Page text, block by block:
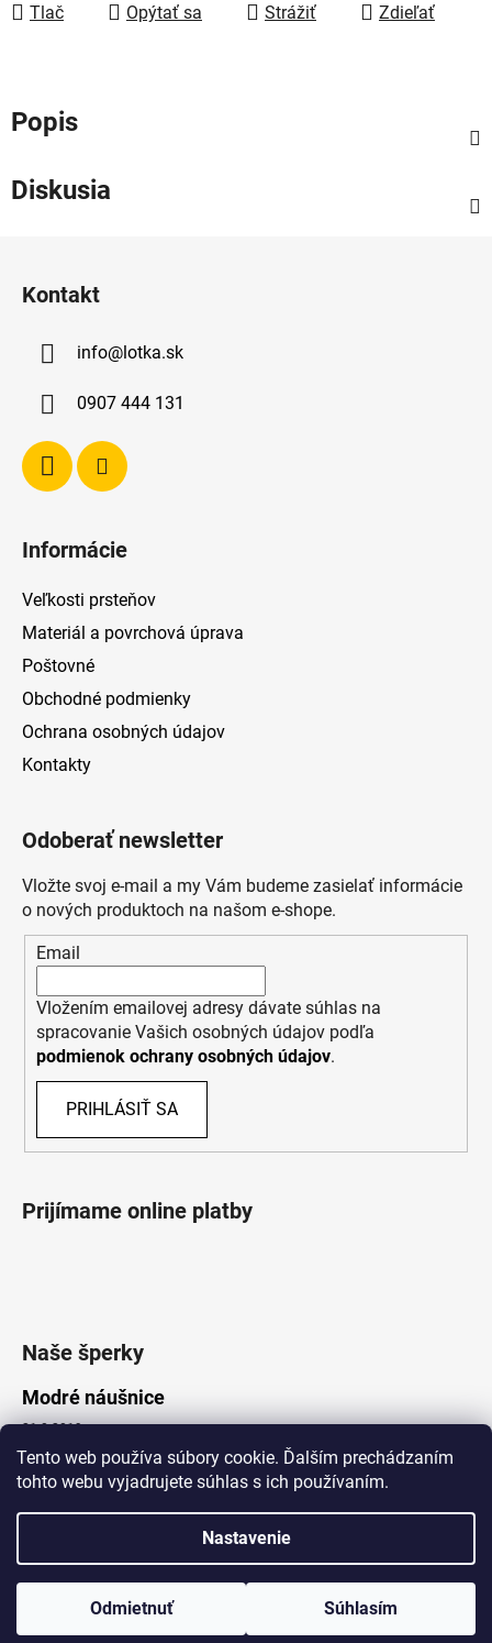
Tento web používa súbory cookie. Ďalším prechádzaním
tohto webu vyjadrujete súhlas s ich používaním.
Nastavenie
Odmietnuť Súhlasím
www.Lotka.sk - najkrajšie šperky za dobré ceny. Pri nákupe nad 50€
poštovné zdarma. Nakupujte s dôverou - naša spoločnosť je s
Tlač Opýtať sa Strážiť Zdieľať
Popis
Diskusia
Kontakt
info@lotka.sk
0907 444 131
Informácie
Veľkosti prsteňov
Materiál a povrchová úprava
Poštovné
Obchodné podmienky
Ochrana osobných údajov
Kontakty
Odoberať newsletter
Vložte svoj e-mail a my Vám budeme zasielať informácie
o nových produktoch na našom e-shope.
Email
Vložením emailovej adresy dávate súhlas na
spracovanie Vašich osobných údajov podľa
podmienok ochrany osobných údajov.
PRIHLÁSIŤ SA
Prijímame online platby
Naše šperky
Modré náušnice
21.8.2019
Vytvoril Shoptet
Lotka.sk. Všetky práva vyhradené.
Upraviť nastavenie cookies